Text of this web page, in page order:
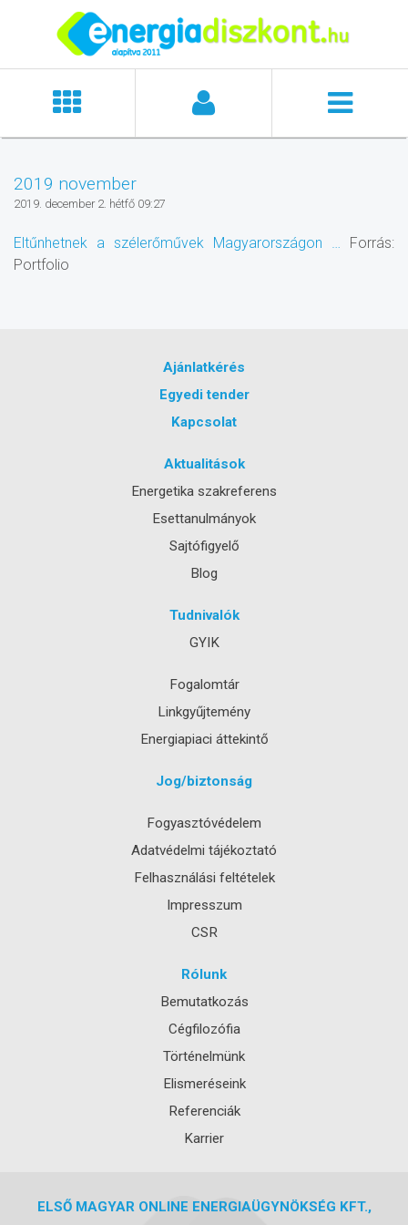
2019 november
2019. december 2. hétfő 09:27
Eltűnhetnek a szélerőművek Magyarországon … Forrás:
Portfolio
Ajánlatkérés
Egyedi tender
Kapcsolat
Aktualitások
Energetika szakreferens
Esettanulmányok
Sajtófigyelő
Blog
Tudnivalók
GYIK
Fogalomtár
Linkgyűjtemény
Energiapiaci áttekintő
Jog/biztonság
Fogyasztóvédelem
Adatvédelmi tájékoztató
Felhasználási feltételek
Impresszum
CSR
Rólunk
Bemutatkozás
Cégfilozófia
Történelmünk
Elismeréseink
Referenciák
Karrier
ELSŐ MAGYAR ONLINE ENERGIAÜGYNÖKSÉG KFT.,